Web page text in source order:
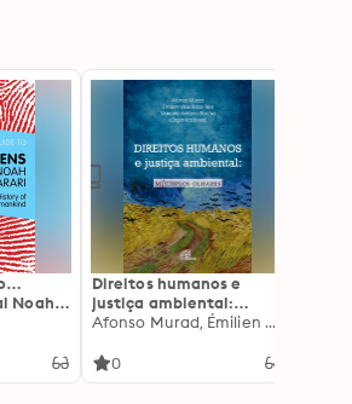
Noah
Direitos humanos e
justiça ambiental:
Múltiplos olhares
Afonso Murad, Émilien Vilas Boas Reis, Marcelo A. Rocha
0